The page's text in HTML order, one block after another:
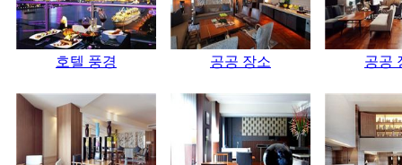
호텔 풍경 공공 장소 공공